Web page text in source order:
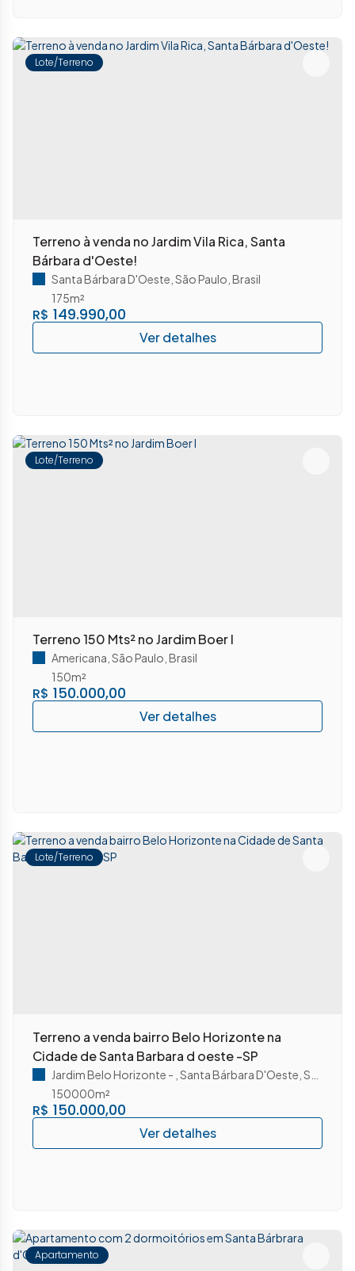
Lote/Terreno
Terreno à venda no Jardim Vila Rica, Santa
Bárbara d'Oeste!
R$ 149.990,00
Santa Bárbara D'Oeste São Paulo Brasil
175m²
Lote/Terreno
Terreno 150 Mts² no Jardim Boer I
R$ 150.000,00
Americana São Paulo Brasil
150m²
Lote/Terreno
Terreno a venda bairro Belo Horizonte na
Cidade de Santa Barbara d oeste -SP
R$ 150.000,00
Jardim Belo Horizonte Santa Bárbara D'Oeste São Paulo
150000m²
Apartamento